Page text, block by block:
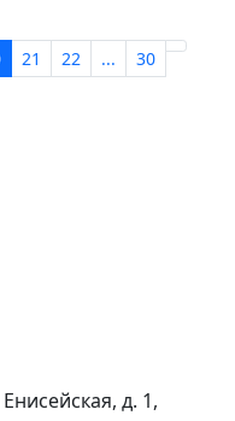
21 22 ... 30
д. 1,